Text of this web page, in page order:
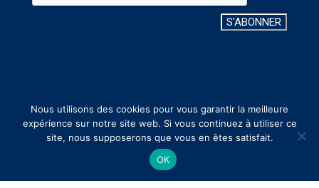
S'ABONNER
www.interchim.com| Phone: +33 4 70 03 88 55 | Email:
interchim@interchim.com|Legal Notice
2022
Nous utilisons des cookies pour vous garantir la meilleure
expérience sur notre site web. Si vous continuez à utiliser ce
site, nous supposerons que vous en êtes satisfait.
OK